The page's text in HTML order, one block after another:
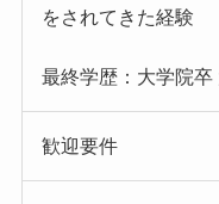
をされてきた経験
最終学歴：大学院
歓迎要件